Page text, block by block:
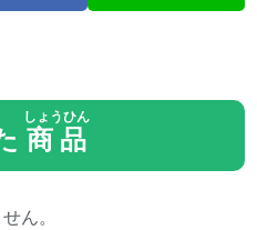
商品
しょうひん
ん。